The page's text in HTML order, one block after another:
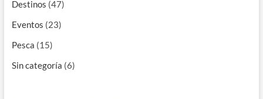
Destinos (47)
Eventos (23)
Pesca (15)
Sin categoría (6)